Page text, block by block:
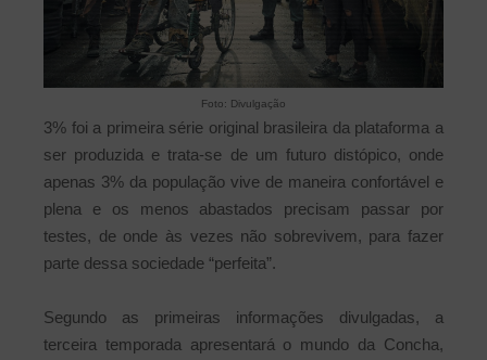
Foto: Divulgação
3% foi a primeira série original brasileira da plataforma a
ser produzida e trata-se de um futuro distópico, onde
apenas 3% da população vive de maneira confortável e
plena e os menos abastados precisam passar por
testes, de onde às vezes não sobrevivem, para fazer
parte dessa sociedade “perfeita”.
Segundo as primeiras informações divulgadas, a
terceira temporada apresentará o mundo da Concha,